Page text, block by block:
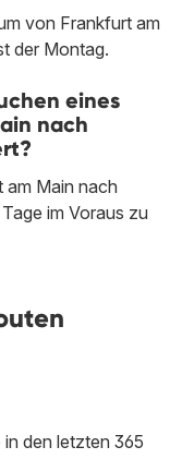
von Frankfurt am
der Montag.
eines
nach
am Main nach
im Voraus zu
den letzten 365